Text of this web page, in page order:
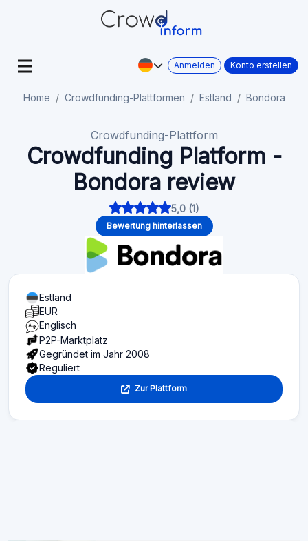
Anmelden Konto erstellen
Home Crowdfunding-Plattformen Estland Bondora
Crowdfunding-Plattform
Crowdfunding Platform -
Bondora review
5,0 (1)
Bewertung hinterlassen
Estland
EUR
Englisch
P2P-Marktplatz
Gegründet im Jahr 2008
Reguliert
Zur Plattform